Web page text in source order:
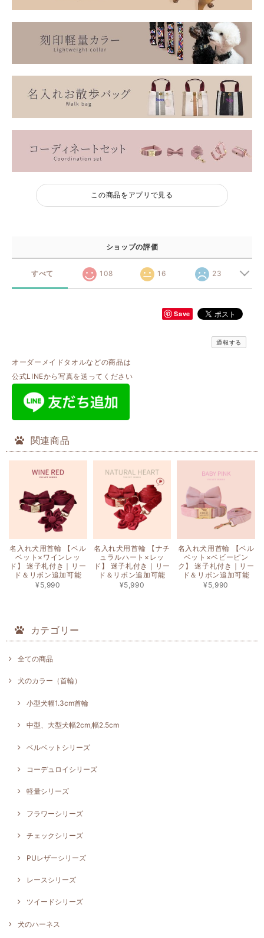
この商品をアプリで見る
ショップの評価
すべて 108 16 23
Save
通報する
オーダーメイドタオルなどの商品は
公式LINEから写真を送ってください
関連商品
名入れ犬用首輪 【ベル
ベット×ワインレッ
ド】 迷子札付き｜リー
ド＆リボン追加可能
¥5,990
名入れ犬用首輪 【ナチ
ュラルハート×レッ
ド】 迷子札付き｜リー
ド＆リボン追加可能
¥5,990
名入れ犬用首輪 【ベル
ベット×ベビーピン
ク】 迷子札付き｜リー
ド＆リボン追加可能
¥5,990
カテゴリー
全ての商品
犬のカラー（首輪）
小型犬幅1.3cm首輪
中型、大型犬幅2cm,幅2.5cm
ベルベットシリーズ
コーデュロイシリーズ
軽量シリーズ
フラワーシリーズ
チェックシリーズ
PUレザーシリーズ
レースシリーズ
ツイードシリーズ
犬のハーネス